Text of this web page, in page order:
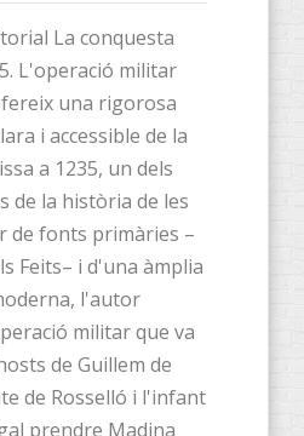
La conquesta
L'operació militar
una rigorosa
i accessible de la
a 1235, un dels
de la història de les
de fonts primàries –
Feits– i d'una àmplia
l'autor
militar que va
de Guillem de
de Rosselló i l'infant
prendre Madina